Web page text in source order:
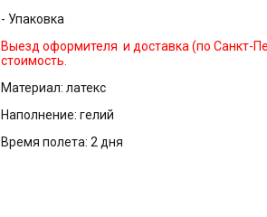
- Упаковка
Выезд оформителя и доставка (по Санкт-
стоимость.
Материал: латекс
Наполнение: гелий
Время полета: 2 дня